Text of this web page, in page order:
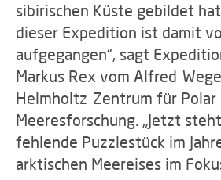
sibirischen Küste gebildet
dieser Expedition ist damit
aufgegangen“, sagt
Markus Rex vom Alfred-
Helmholtz-Zentrum für
Meeresforschung. „Jetzt
fehlende Puzzlestück im
arktischen Meereises im